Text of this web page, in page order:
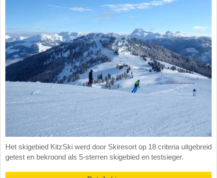
Het skigebied KitzSki werd door Skiresort op 18 criteria uitgebreid
getest en bekroond als 5-sterren skigebied en testsieger.